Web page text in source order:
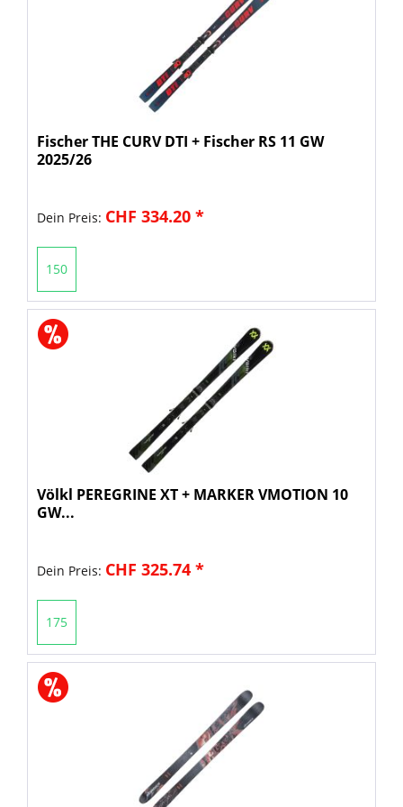
Fischer THE CURV DTI + Fischer RS 11 GW
2025/26
Dein Preis: CHF 334.20 *
150
Völkl PEREGRINE XT + MARKER VMOTION 10
GW...
Dein Preis: CHF 325.74 *
175